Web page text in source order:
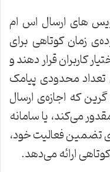
های ارسال اس ام
زمان کوتاهی برای
کاربران قرار دهند و
محدودی پیامک
که اجازه‌ی ارسال
مقدور می‌کند، یا سامانه
تضمین فعالیت خود،
ارائه می‌دهد.